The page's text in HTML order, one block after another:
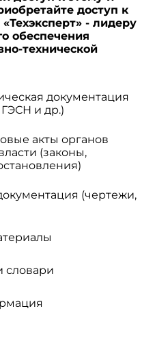
доступ к
- лидеру
обеспечения
технической
документация
и др.)
акты органов
(законы,
(чертежи,
словари